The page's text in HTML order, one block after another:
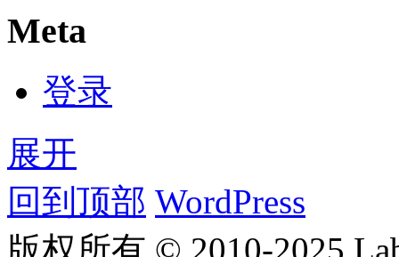
Meta
登录
展开
回到顶部 WordPress